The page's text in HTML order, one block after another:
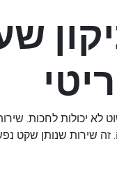
חירום
שירות שנותן שקט